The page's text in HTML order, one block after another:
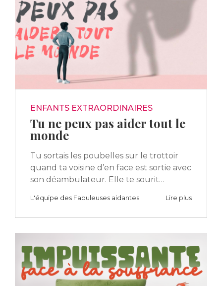
ENFANTS EXTRAORDINAIRES
Tu ne peux pas aider tout le
monde
Tu sortais les poubelles sur le trottoir
quand ta voisine d’en face est sortie avec
son déambulateur. Elle te sourit…
L'équipe des Fabuleuses aidantes Lire plus